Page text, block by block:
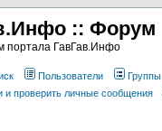
:: Форум
портала ГавГав.Инфо
Пользователи Группы
и проверить личные сообщения